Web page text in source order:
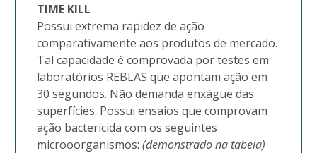
TIME KILL
Possui extrema rapidez de ação
comparativamente aos produtos de mercado.
Tal capacidade é comprovada por testes em
laboratórios REBLAS que apontam ação em
30 segundos. Não demanda enxágue das
superfícies. Possui ensaios que comprovam
ação bactericida com os seguintes
microoorganismos: (demonstrado na tabela)